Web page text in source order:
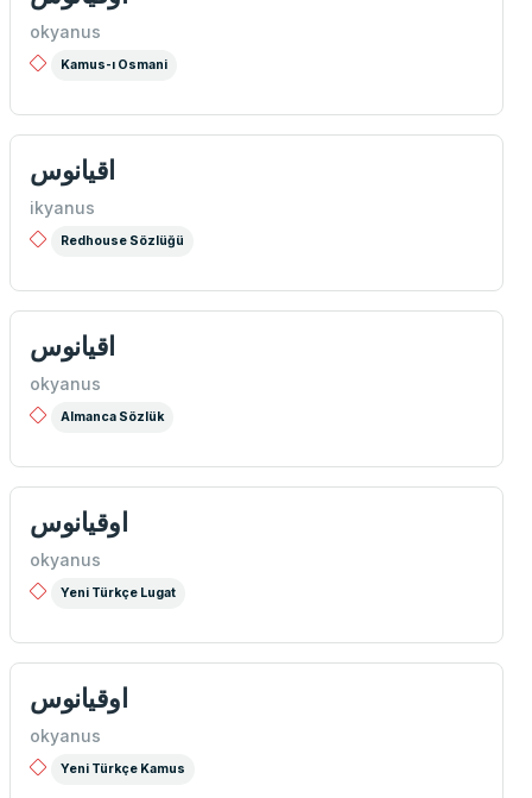
okyanus
Kamus-ı Osmani
اقيانوس
ikyanus
Redhouse Sözlüğü
اقيانوس
okyanus
Almanca Sözlük
اوقيانوس
okyanus
Yeni Türkçe Lugat
اوقيانوس
okyanus
Yeni Türkçe Kamus